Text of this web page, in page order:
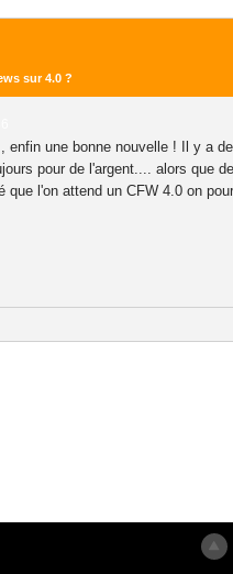
sur 4.0 ?
une bonne nouvelle ! Il y a
pour de l'argent.... alors que
l'on attend un CFW 4.0 on